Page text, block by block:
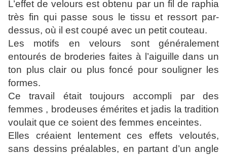
L’effet de velours est obtenu par un fil de raphia
très fin qui passe sous le tissu et ressort par-
dessus, où il est coupé avec un petit couteau.
Les motifs en velours sont généralement
entourés de broderies faites à l’aiguille dans un
ton plus clair ou plus foncé pour souligner les
formes.
Ce travail était toujours accompli par des
femmes , brodeuses émérites et jadis la tradition
voulait que ce soient des femmes enceintes.
Elles créaient lentement ces effets veloutés,
sans dessins préalables, en partant d’un angle